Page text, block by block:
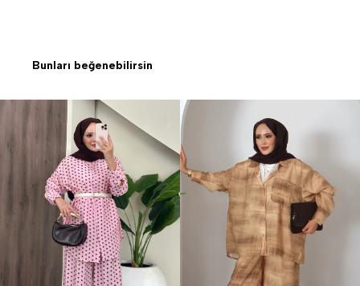
Bunları beğenebilirsin